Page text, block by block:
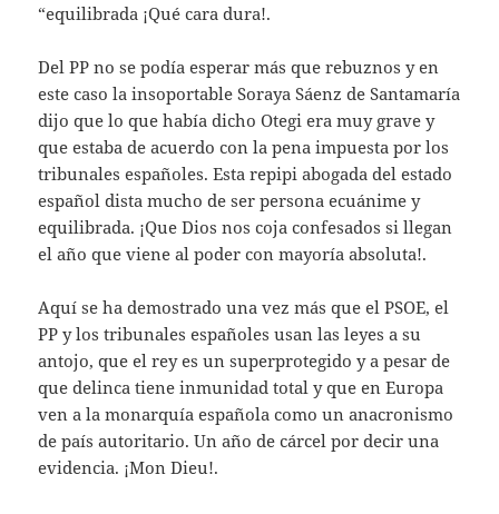
“equilibrada ¡Qué cara dura!.
Del PP no se podía esperar más que rebuznos y en
este caso la insoportable Soraya Sáenz de Santamaría
dijo que lo que había dicho Otegi era muy grave y
que estaba de acuerdo con la pena impuesta por los
tribunales españoles. Esta repipi abogada del estado
español dista mucho de ser persona ecuánime y
equilibrada. ¡Que Dios nos coja confesados si llegan
el año que viene al poder con mayoría absoluta!.
Aquí se ha demostrado una vez más que el PSOE, el
PP y los tribunales españoles usan las leyes a su
antojo, que el rey es un superprotegido y a pesar de
que delinca tiene inmunidad total y que en Europa
ven a la monarquía española como un anacronismo
de país autoritario. Un año de cárcel por decir una
evidencia. ¡Mon Dieu!.